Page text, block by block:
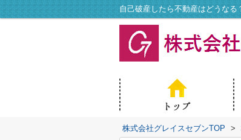
自己破産したら不動産はどうな
株式会社グレイスセブンTOP >